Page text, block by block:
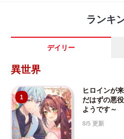
ランキ
デイリー
異世界
1
ヒロインが
だはずの悪
ようです～
8/5 更新